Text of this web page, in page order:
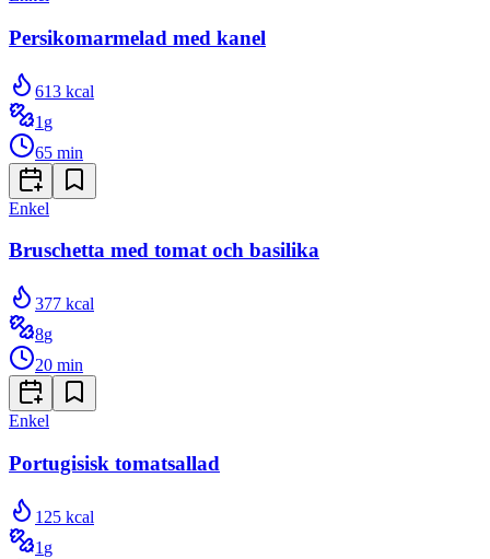
Persikomarmelad med kanel
613 kcal
1 g
65 min
Enkel
Bruschetta med tomat och basilika
377 kcal
8g
20 min
Enkel
Portugisisk tomatsallad
125 kcal
1 g